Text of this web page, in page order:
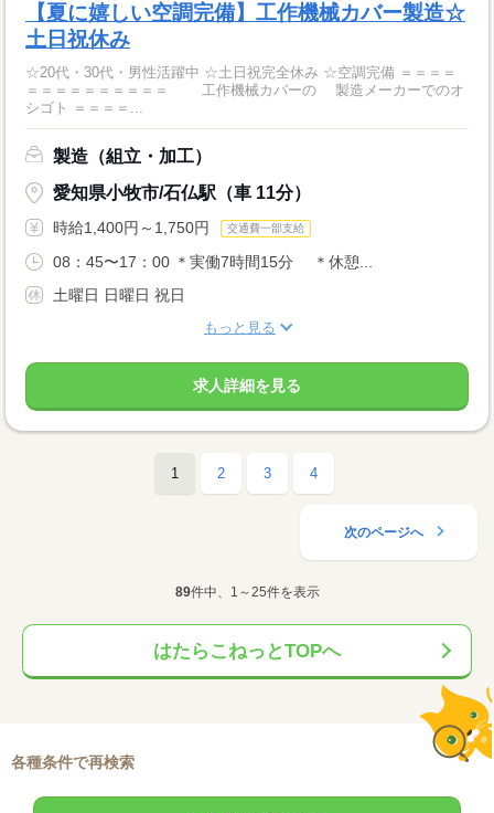
【夏に嬉しい空調完備】工作機械カバー製造☆
土日祝休み
☆20代・30代・男性活躍中 ☆土日祝完全休み ☆空調完備 ＝＝＝＝
＝＝＝＝＝＝＝＝＝＝ 工作機械カバーの 製造メーカーでのオ
シゴト ＝＝＝＝...
製造（組立・加工）
愛知県小牧市/石仏駅（車 11分）
時給1,400円～1,750円 交通費一部支給
08：45〜17：00 ＊実働7時間15分 ＊休憩...
土曜日 日曜日 祝日
もっと見る
求人詳細を見る
1 2 3 4
次のページへ
89件中、1～25件を表示
はたらこねっとTOPへ
各種条件で再検索